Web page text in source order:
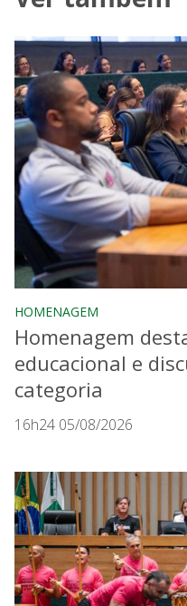
HOMENAGEM
Homenagem
educacional e
categoria
16h24 05/08/2026